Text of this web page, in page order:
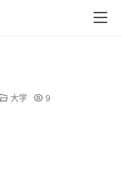
大学 9